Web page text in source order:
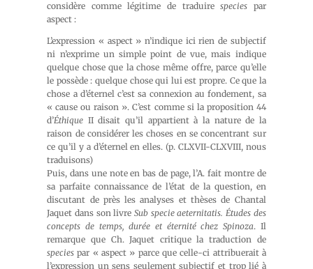
considère comme légitime de traduirespecies par
aspect :
L’expression « aspect » n’indique ici rien de subjectif
ni n’exprime un simple point de vue, mais indique
quelque chose que la chose même offre, parce qu’elle
le possède : quelque chose qui lui est propre. Ce que la
chose a d’éternel c’est sa connexion au fondement, sa
« cause ou raison ». C’est comme si la proposition 44
d’Éthique II disait qu’il appartient à la nature de la
raison de considérer les choses en se concentrant sur
ce qu’il y a d’éternel en elles. (p. CLXVII-CLXVIII, nous
traduisons)
Puis, dans une note en bas de page, l’A. fait montre de
sa parfaite connaissance de l’état de la question, en
discutant de près les analyses et thèses de Chantal
Jaquet dans son livre Sub specie aeternitatis. Études des
concepts de temps, durée et éternité chez Spinoza. Il
remarque que Ch. Jaquet critique la traduction de
species par « aspect » parce que celle-ci attribuerait à
l’expression un sens seulement subjectif et trop lié à